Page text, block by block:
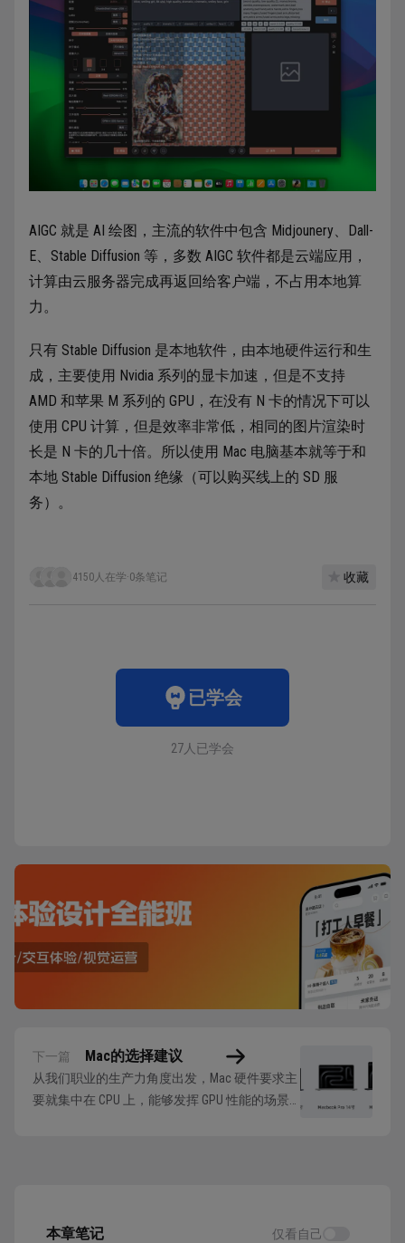
AIGC 就是 AI 绘图，主流的软件中包含 Midjounery、Dall-
E、Stable Diffusion 等，多数 AIGC 软件都是云端应用，
计算由云服务器完成再返回给客户端，不占用本地算
力。
只有 Stable Diffusion 是本地软件，由本地硬件运行和生
成，主要使用 Nvidia 系列的显卡加速，但是不支持
AMD 和苹果 M 系列的 GPU，在没有 N 卡的情况下可以
使用 CPU 计算，但是效率非常低，相同的图片渲染时
长是 N 卡的几十倍。所以使用 Mac 电脑基本就等于和
本地 Stable Diffusion 绝缘（可以购买线上的 SD 服
务）。
4150人在学·0条笔记 收藏
已学会
27人已学会
下一篇 Mac的选择建议
从我们职业的生产力角度出发，Mac 硬件要求主
要就集中在 CPU 上，能够发挥 GPU 性能的场景
本章笔记 仅看自己